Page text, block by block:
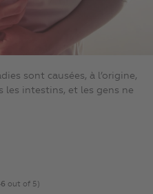
sont causées, à l’origine,
les intestins, et les gens ne
out of 5)